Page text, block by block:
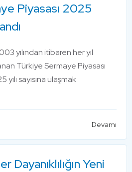
Piyasası 2025
yılından itibaren her yıl
Türkiye Sermaye Piyasası
sayısına ulaşmak
Devamı
Dayanıklılığın Yeni